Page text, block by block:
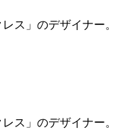
ス」のデザイナー。
ス」のデザイナー。